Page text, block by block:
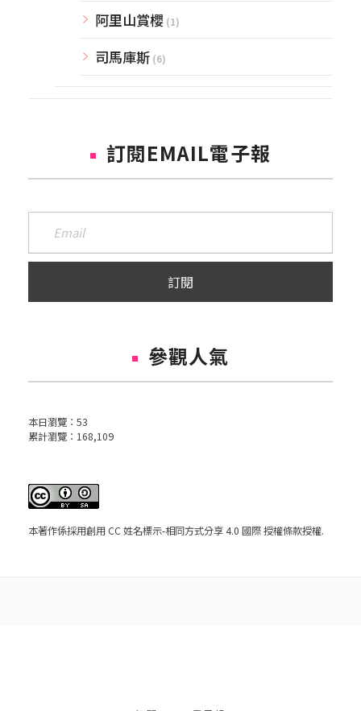
阿里山賞櫻 (1)
司馬庫斯 (6)
訂閱EMAIL電子報
參觀人氣
本日瀏覽： 53
累計瀏覽： 168,109
本著作係採用創用 CC 姓名標示-相同方式分享 4.0 國際 授權條款授權.